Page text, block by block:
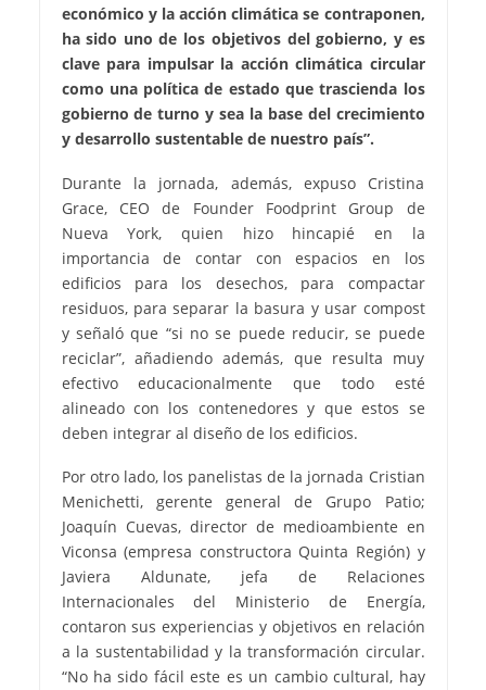
económico y la acción climática se contraponen,
ha sido uno de los objetivos del gobierno, y es
clave para impulsar la acción climática circular
como una política de estado que trascienda los
gobierno de turno y sea la base del crecimiento
y desarrollo sustentable de nuestro país”.
Durante la jornada, además, expuso Cristina
Grace, CEO de Founder Foodprint Group de
Nueva York, quien hizo hincapié en la
importancia de contar con espacios en los
edificios para los desechos, para compactar
residuos, para separar la basura y usar compost
y señaló que “si no se puede reducir, se puede
reciclar”, añadiendo además, que resulta muy
efectivo educacionalmente que todo esté
alineado con los contenedores y que estos se
deben integrar al diseño de los edificios.
Por otro lado, los panelistas de la jornada Cristian
Menichetti, gerente general de Grupo Patio;
Joaquín Cuevas, director de medioambiente en
Viconsa (empresa constructora Quinta Región) y
Javiera Aldunate, jefa de Relaciones
Internacionales del Ministerio de Energía,
contaron sus experiencias y objetivos en relación
a la sustentabilidad y la transformación circular.
“No ha sido fácil este es un cambio cultural, hay